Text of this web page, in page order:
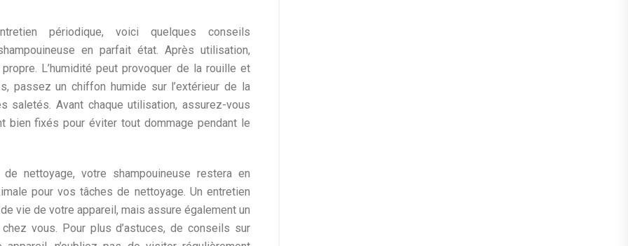
périodique, voici quelques conseils
en parfait état. Après utilisation,
L’humidité peut provoquer de la rouille et
passez un chiffon humide sur l’extérieur de la
saletés. Avant chaque utilisation, assurez-vous
fixés pour éviter tout dommage pendant le
nettoyage, votre shampouineuse restera en
pour vos tâches de nettoyage. Un entretien
vie de votre appareil, mais assure également un
vous. Pour plus d’astuces, de conseils sur